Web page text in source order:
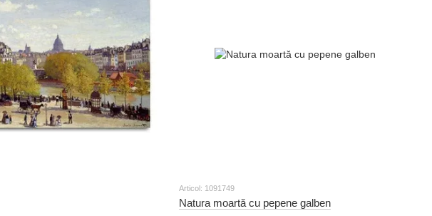
Articol: 1091749
Natura moartă cu pepene galben